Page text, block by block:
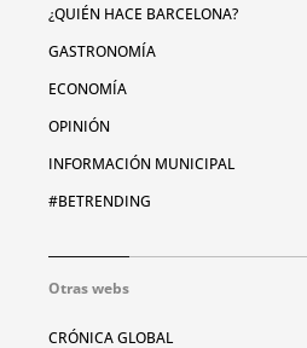
¿QUIÉN HACE BARCELONA?
GASTRONOMÍA
ECONOMÍA
OPINIÓN
INFORMACIÓN MUNICIPAL
#BETRENDING
Otras webs
CRÓNICA GLOBAL